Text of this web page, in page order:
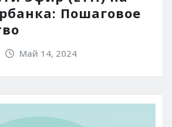
Пошаговое
Май 14, 2024